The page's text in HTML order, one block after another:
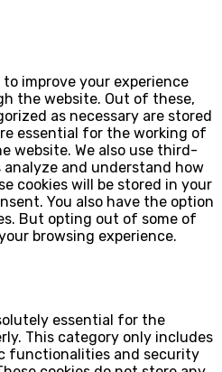
improve your experience
the website. Out of these,
as necessary are stored
essential for the working of
website. We also use third-
and understand how
cookies will be stored in your
You also have the option
But opting out of some of
browsing experience.
essential for the
This category only includes
functionalities and security